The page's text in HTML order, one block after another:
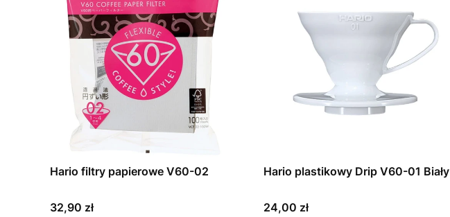
Hario filtry papierowe V60-02
Cena
32,90 zł
Hario plastikowy Drip V60-01 Biały
Cena
24,00 zł